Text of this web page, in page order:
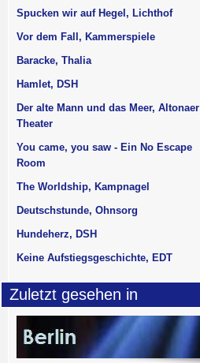
Spucken wir auf Hegel, Lichthof
Vor dem Fall, Kammerspiele
Baracke, Thalia
Hamlet, DSH
Der alte Mann und das Meer, Altonaer
Theater
You came, you saw - Ein No Escape
Room
The Worldship, Kampnagel
Deutschstunde, Ohnsorg
Hundeherz, DSH
Keine Aufstiegsgeschichte, EDT
Zuletzt gesehen in